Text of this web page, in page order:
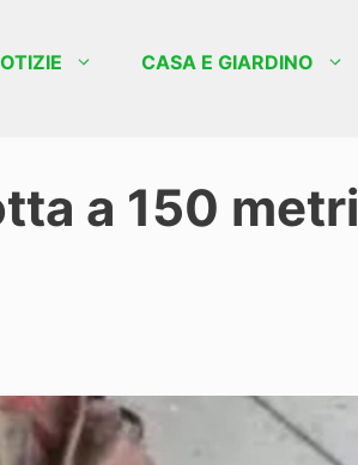
CASA E GIARDINO
a 150 metri